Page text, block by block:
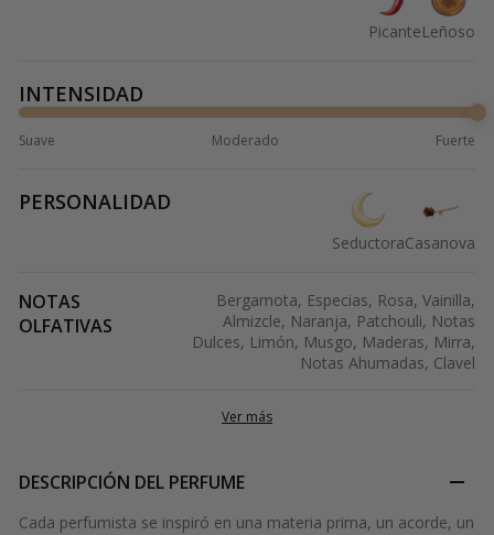
PicanteLeñoso
INTENSIDAD
Suave Moderado Fuerte
PERSONALIDAD
SeductoraCasanova
NOTAS
OLFATIVAS
Bergamota, Especias, Rosa, Vainilla,
Almizcle, Naranja, Patchouli, Notas
Dulces, Limón, Musgo, Maderas, Mirra,
Notas Ahumadas, Clavel
Ver más
DESCRIPCIÓN DEL PERFUME
Cada perfumista se inspiró en una materia prima, un acorde, un